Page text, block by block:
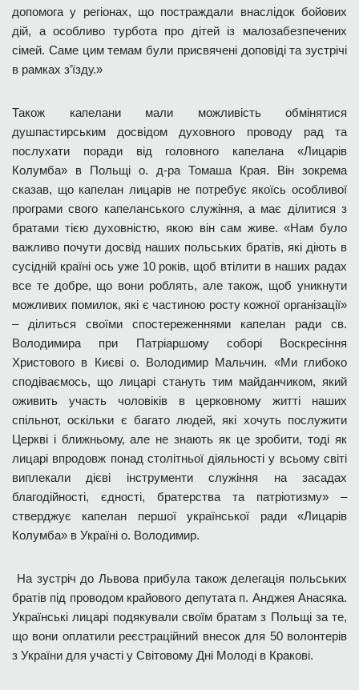
допомога у регіонах, що постраждали внаслідок бойових
дій, а особливо турбота про дітей із малозабезпечених
сімей. Саме цим темам були присвячені доповіді та зустрічі
в рамках з’їзду.»
Також капелани мали можливість обмінятися
душпастирським досвідом духовного проводу рад та
послухати поради від головного капелана «Лицарів
Колумба» в Польщі о. д-ра Томаша Края. Він зокрема
сказав, що капелан лицарів не потребує якоїсь особливої
програми свого капеланського служіння, а має ділитися з
братами тією духовністю, якою він сам живе. «Нам було
важливо почути досвід наших польських братів, які діють в
сусідній країні ось уже 10 років, щоб втілити в наших радах
все те добре, що вони роблять, але також, щоб уникнути
можливих помилок, які є частиною росту кожної організації»
– ділиться своїми спостереженнями капелан ради св.
Володимира при Патріаршому соборі Воскресіння
Христового в Києві о. Володимир Мальчин. «Ми глибоко
сподіваємось, що лицарі стануть тим майданчиком, який
оживить участь чоловіків в церковному житті наших
спільнот, оскільки є багато людей, які хочуть послужити
Церкві і ближньому, але не знають як це зробити, тоді як
лицарі впродовж понад столітньої діяльності у всьому світі
виплекали дієві інструменти служіння на засадах
благодійності, єдності, братерства та патріотизму» –
стверджує капелан першої української ради «Лицарів
Колумба» в Україні о. Володимир.
На зустріч до Львова прибула також делегація польських
братів під проводом крайового депутата п. Анджея Анасяка.
Українські лицарі подякували своїм братам з Польщі за те,
що вони оплатили реєстраційний внесок для 50 волонтерів
з України для участі у Світовому Дні Молоді в Кракові.